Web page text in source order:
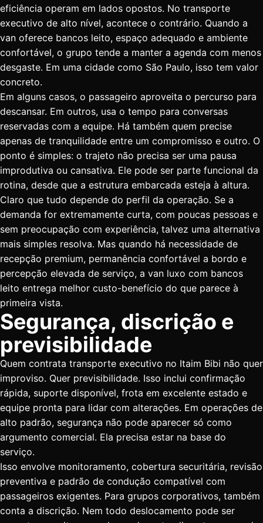
eficiência operam em lados opostos. No transporte
executivo de alto nível, acontece o contrário. Quando a
van oferece bancos leito, espaço adequado e ambiente
confortável, o grupo tende a manter a agenda com menos
desgaste. Em uma cidade como São Paulo, isso tem valor
concreto.
Em alguns casos, o passageiro aproveita o percurso para
descansar. Em outros, usa o tempo para conversas
reservadas com a equipe. Há também quem precise
apenas de tranquilidade entre um compromisso e outro. O
ponto é simples: o trajeto não precisa ser uma pausa
improdutiva ou cansativa. Ele pode ser parte funcional da
rotina, desde que a estrutura embarcada esteja à altura.
Claro que tudo depende do perfil da operação. Se a
demanda for extremamente curta, com poucas pessoas e
sem preocupação com experiência, talvez uma alternativa
mais simples resolva. Mas quando há necessidade de
recepção premium, permanência confortável a bordo e
percepção elevada de serviço, a van luxo com bancos
leito entrega melhor custo-benefício do que parece à
primeira vista.
Segurança, discrição e
previsibilidade
Quem contrata transporte executivo no Itaim Bibi não quer
improviso. Quer previsibilidade. Isso inclui confirmação
rápida, suporte disponível, frota em excelente estado e
equipe pronta para lidar com alterações. Em operações de
alto padrão, segurança não pode aparecer só como
argumento comercial. Ela precisa estar na base do
serviço.
Isso envolve monitoramento, cobertura securitária, revisão
preventiva e padrão de condução compatível com
passageiros exigentes. Para grupos corporativos, também
conta a discrição. Nem todo deslocamento pode ser